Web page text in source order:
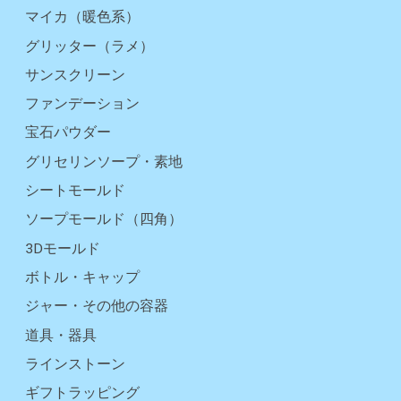
マイカ（暖色系）
グリッター（ラメ）
サンスクリーン
ファンデーション
宝石パウダー
グリセリンソープ・素地
シートモールド
ソープモールド（四角）
3Dモールド
ボトル・キャップ
ジャー・その他の容器
道具・器具
ラインストーン
ギフトラッピング